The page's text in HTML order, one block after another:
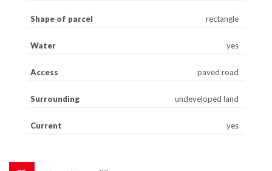
Shape of parcel rectangle
Water yes
Access paved road
Surrounding undeveloped land
Current yes